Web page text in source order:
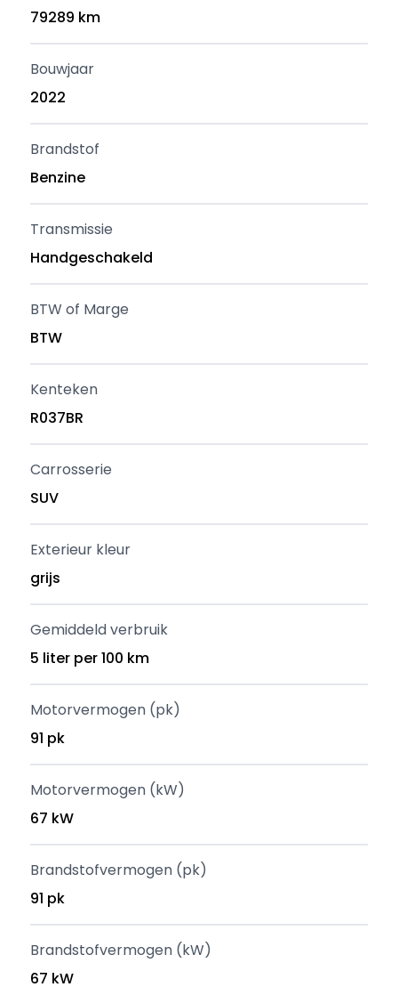
79289 km
Bouwjaar
2022
Brandstof
Benzine
Transmissie
Handgeschakeld
BTW of Marge
BTW
Kenteken
R037BR
Carrosserie
SUV
Exterieur kleur
grijs
Gemiddeld verbruik
5 liter per 100 km
Motorvermogen (pk)
91 pk
Motorvermogen (kW)
67 kW
Brandstofvermogen (pk)
91 pk
Brandstofvermogen (kW)
67 kW